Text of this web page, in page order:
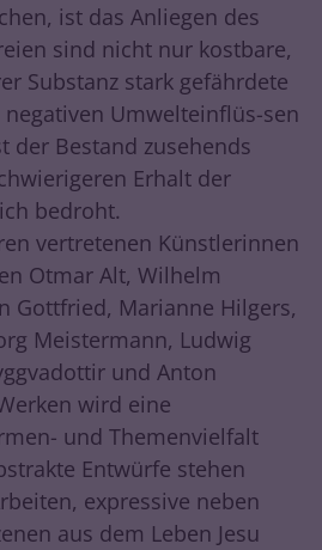
ist das Anliegen des
sind nicht nur kostbare,
Substanz stark gefährdete
Umwelteinflüs-sen
der Bestand zusehends
Erhalt der
bedroht.
vertretenen Künstlerinnen
Otmar Alt, Wilhelm
Gottfried, Marianne Hilgers,
Meistermann, Ludwig
und Anton
wird eine
und Themenvielfalt
Entwürfe stehen
expressive neben
aus dem Leben Jesu